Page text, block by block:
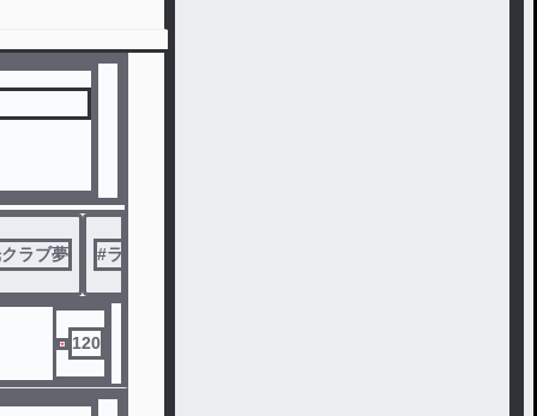
ラブ夢 #ライチ光クラブイラスト
120